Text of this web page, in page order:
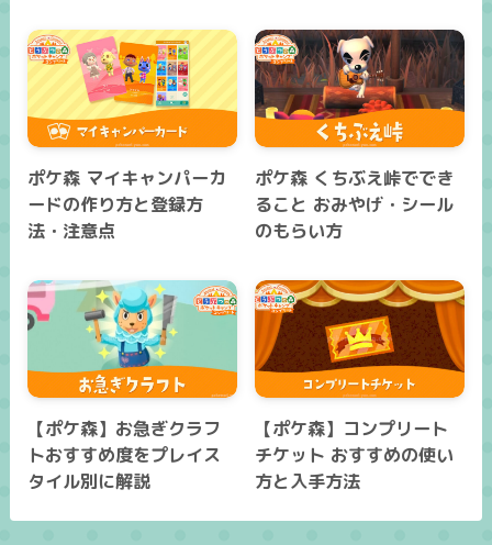
ポケ森 マイキャンパーカ
ードの作り方と登録方
法・注意点
ポケ森 くちぶえ峠ででき
ること おみやげ・シール
のもらい方
【ポケ森】お急ぎクラフ
トおすすめ度をプレイス
タイル別に解説
【ポケ森】コンプリート
チケット おすすめの使い
方と入手方法